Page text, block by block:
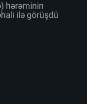
hərəminin
ilə görüşdü